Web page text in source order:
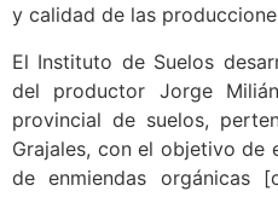
y calidad de las
El Instituto de Suelos
del productor Jorge
provincial de suelos,
Grajales, con el objetivo
de enmiendas orgánicas